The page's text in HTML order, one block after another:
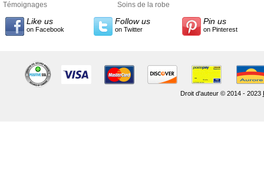
Témoignages
Soins de la robe
Like us
on Facebook
Follow us
on Twitter
Pin us
on Pinterest
Droit d'auteur © 2014 - 2023